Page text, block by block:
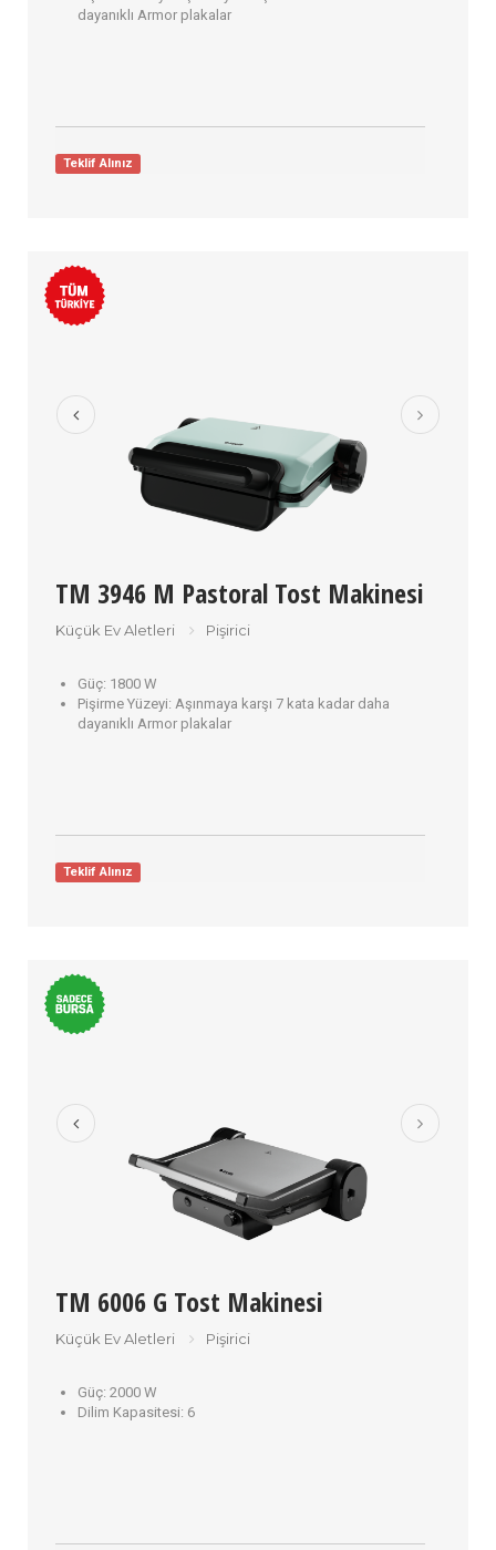
dayanıklı Armor plakalar
Teklif Alınız
TM 3946 M Pastoral Tost Makinesi
Küçük Ev Aletleri Pişirici
Güç: 1800 W
Pişirme Yüzeyi: Aşınmaya karşı 7 kata kadar daha
dayanıklı Armor plakalar
Teklif Alınız
TM 6006 G Tost Makinesi
Küçük Ev Aletleri Pişirici
Güç: 2000 W
Dilim Kapasitesi: 6